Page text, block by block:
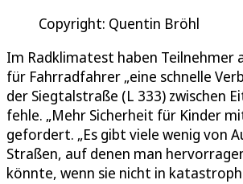
Copyright: Quentin Bröhl
Im Radklimatest haben Teilnehmer
für Fahrradfahrer „eine schnelle
der Siegtalstraße (L 333) zwischen
fehle. „Mehr Sicherheit für Kinder
gefordert. „Es gibt viele wenig von
Straßen, auf denen man
könnte, wenn sie nicht in